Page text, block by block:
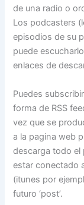
de una radio o
Los podcasters
episodios de su
puede
enlaces de
Puedes
forma de RSS
vez que se
a la pagina web
descarga todo el
estar conectado
(itunes por
futuro ‘post’.